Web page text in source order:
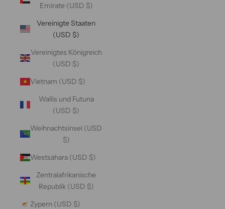
Emirate (USD $)
Vereinigte Staaten
(USD $)
Vereinigtes Königreich
(USD $)
Vietnam (USD $)
Wallis und Futuna
(USD $)
Weihnachtsinsel (USD
$)
Westsahara (USD $)
Zentralafrikanische
Republik (USD $)
Zypern (USD $)